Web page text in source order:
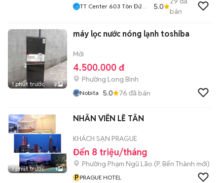
TT Center 603 Tôn Đức
5.0
bán
1 phút trước 2
máy lọc nước nóng lạnh toshiba
Mới
4.500.000 đ
Phường Long Bình
Nobita 5.0 76 đã bán
1 phút trước 1
NHÂN VIÊN LỄ TÂN
KHÁCH SẠN PRAGUE
Đến 8 triệu/tháng
Phường Phạm Ngũ Lão (P. Bến Thành mới)
P PRAGUE HOTEL